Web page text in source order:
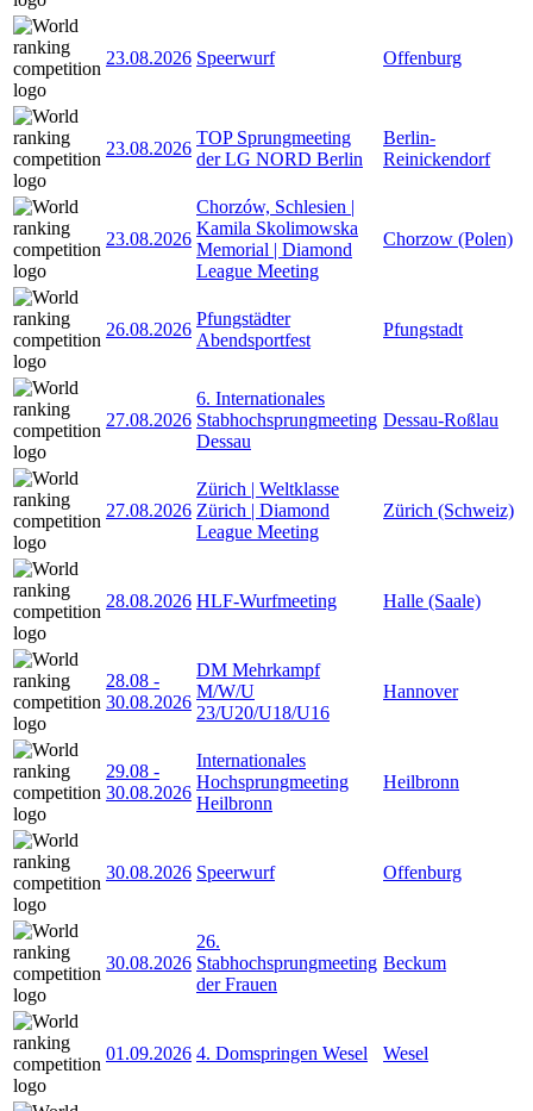
23.08.2026 Speerwurf Offenburg
23.08.2026
TOP Sprungmeeting
der LG NORD Berlin
Berlin-
Reinickendorf
23.08.2026
Chorzów, Schlesien |
Kamila Skolimowska
Memorial | Diamond
League Meeting
Chorzow (Polen)
26.08.2026
Pfungstädter
Abendsportfest
Pfungstadt
27.08.2026
6. Internationales
Stabhochsprungmeeting
Dessau
Dessau-Roßlau
27.08.2026
Zürich | Weltklasse
Zürich | Diamond
League Meeting
Zürich (Schweiz)
28.08.2026 HLF-Wurfmeeting Halle (Saale)
28.08 -
30.08.2026
DM Mehrkampf
M/W/U
23/U20/U18/U16
Hannover
29.08 -
30.08.2026
Internationales
Hochsprungmeeting
Heilbronn
Heilbronn
30.08.2026 Speerwurf Offenburg
30.08.2026
26.
Stabhochsprungmeeting
der Frauen
Beckum
01.09.2026 4. Domspringen Wesel Wesel